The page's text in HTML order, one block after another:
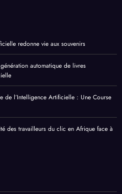
redonne vie aux souvenirs
automatique de livres
de l’Intelligence Artificielle : Une Course
des travailleurs du clic en Afrique face à